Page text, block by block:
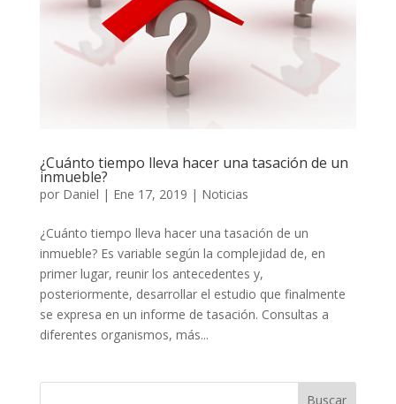
¿Cuánto tiempo lleva hacer una tasación de un
inmueble?
por Daniel | Ene 17, 2019 | Noticias
¿Cuánto tiempo lleva hacer una tasación de un
inmueble? Es variable según la complejidad de, en
primer lugar, reunir los antecedentes y,
posteriormente, desarrollar el estudio que finalmente
se expresa en un informe de tasación. Consultas a
diferentes organismos, más...